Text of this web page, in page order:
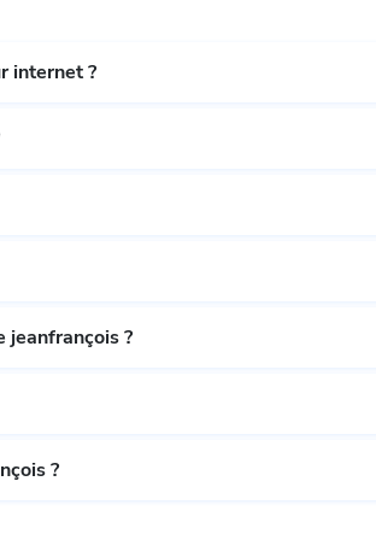
internet ?
jeanfrançois ?
?